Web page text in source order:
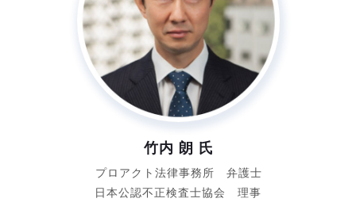
竹内 朗 氏
プロアクト法律事務所 弁護士
日本公認不正検査士協会 理事